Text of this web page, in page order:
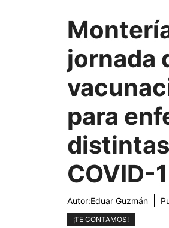
jornada
para
COVID-
Autor:Eduar Guzmán
¡TE CONTAMOS!